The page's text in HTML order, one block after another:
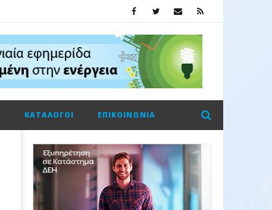
ΚΑΤΆΛΟΓΟΙ ΕΠΙΚΟΙΝΩΝΊΑ